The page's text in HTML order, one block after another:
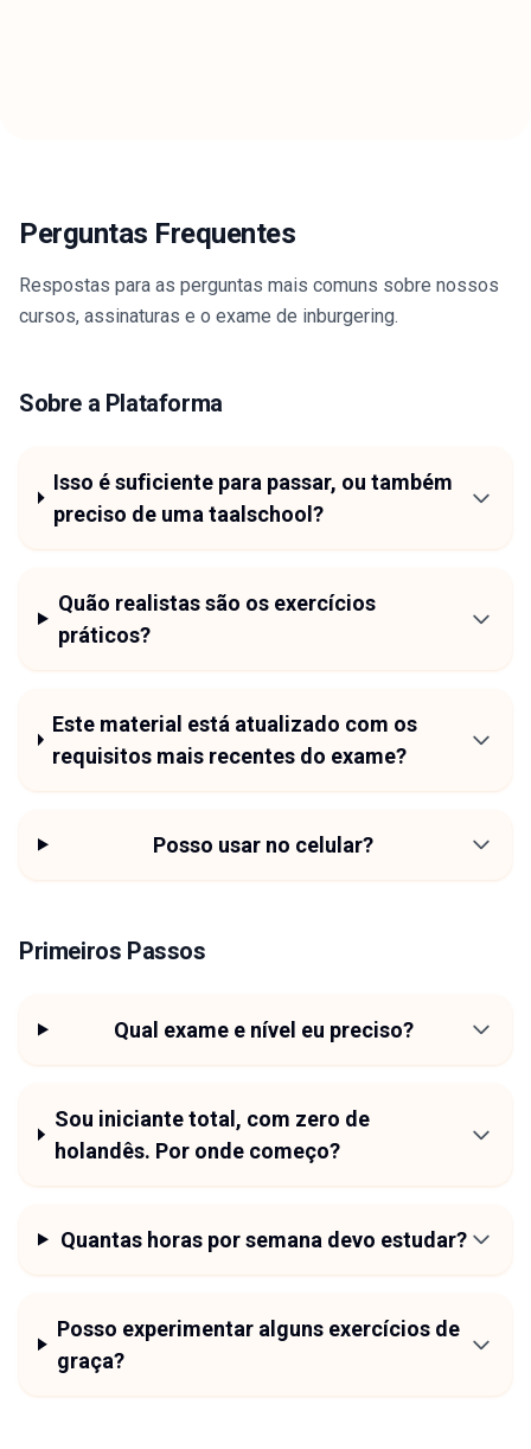
Perguntas Frequentes
Respostas para as perguntas mais comuns sobre nossos
cursos, assinaturas e o exame de inburgering.
Sobre a Plataforma
Isso é suficiente para passar, ou também
preciso de uma taalschool?
Quão realistas são os exercícios
práticos?
Este material está atualizado com os
requisitos mais recentes do exame?
Posso usar no celular?
Primeiros Passos
Qual exame e nível eu preciso?
Sou iniciante total, com zero de
holandês. Por onde começo?
Quantas horas por semana devo estudar?
Posso experimentar alguns exercícios de
graça?